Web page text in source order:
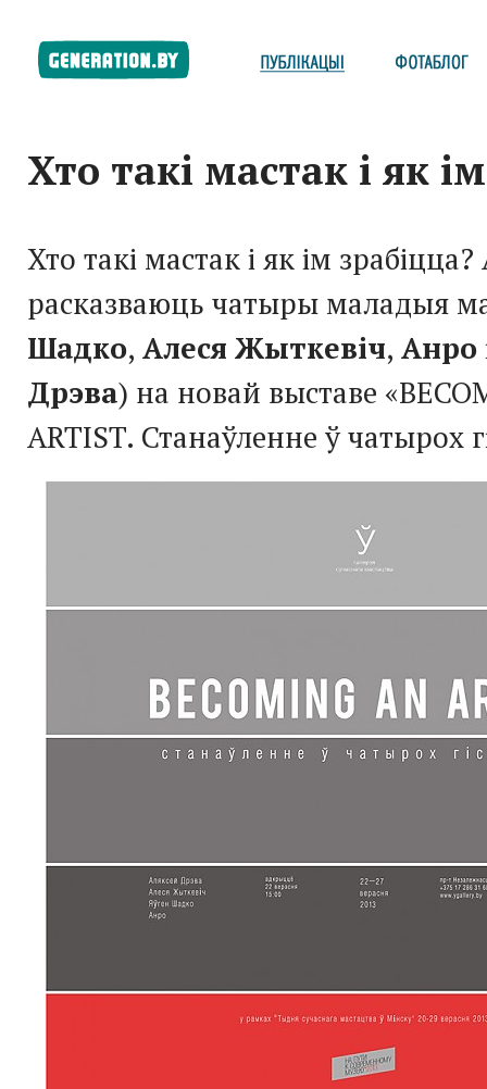
Хто такі мастак і як
Хто такі мастак і як ім
расказваюць чатыры маладыя
Шадко, Алеся Жыткевіч, Анро
Дрэва) на новай выставе
ARTIST. Станаўленне ў чатырох